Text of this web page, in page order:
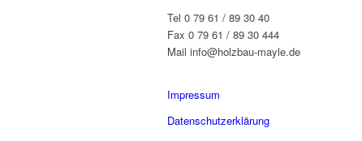
Tel 0 79 61 / 89 30 40
Fax 0 79 61 / 89 30 444
Mail info@holzbau-mayle.de
Impressum
Datenschutzerklärung